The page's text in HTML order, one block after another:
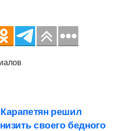
решил
своего бедного